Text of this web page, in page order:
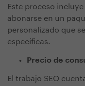
Este proceso
abonarse en un
personalizado que
específicas.
Precio de
El trabajo SEO